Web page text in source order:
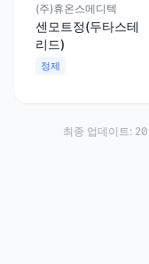
(주)휴온스메디텍
센모트정(두타스테
리드)
정제
최종 업데이트: